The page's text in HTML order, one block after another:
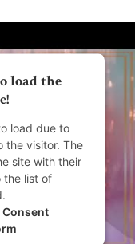
load the
load due to
the visitor. The
site with their
the list of